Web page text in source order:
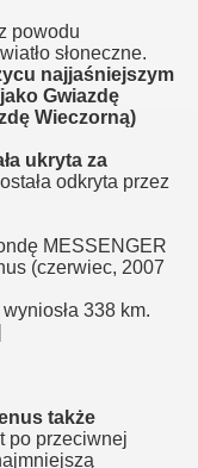
powodu
słoneczne.
najjaśniejszym
Gwiazdę
Wieczorną)
ukryta za
odkryta przez
MESSENGER
(czerwiec, 2007
338 km.
także
po przeciwnej